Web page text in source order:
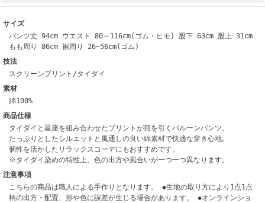
サイズ
パンツ丈 94cm ウエスト 80～116cm(ゴム・ヒモ) 股下 63cm 股上 31cm
もも周り 86cm 裾周り 26~56cm(ゴム)
技法
スクリーンプリント/タイダイ
素材
綿100%
商品仕様
タイダイと星座を組み合わせたプリントが目を引くバルーンパンツ。
たっぷりとしたシルエットと風通しの良い綿素材で快適な穿き心地。
個性を活かしたリラックスコーデにもおすすめです。
※タイダイ染めの特性上、色の出方や風合いが一つ一つ異なります。
注意事項
こちらの商品は職人による手作りとなります。 ◆生地の取り方により1点1点
柄の出方・配置、形や色に誤差が生じる場合があります。 ◆オンラインショ